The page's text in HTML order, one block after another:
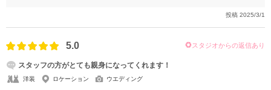
投稿 2025/3/1
5.0 スタジオからの返信あり
スタッフの方がとても親身になってくれます！
洋装 ロケーション ウエディング